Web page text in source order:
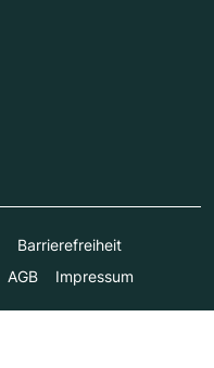
Barrierefreiheit
AGB Impressum